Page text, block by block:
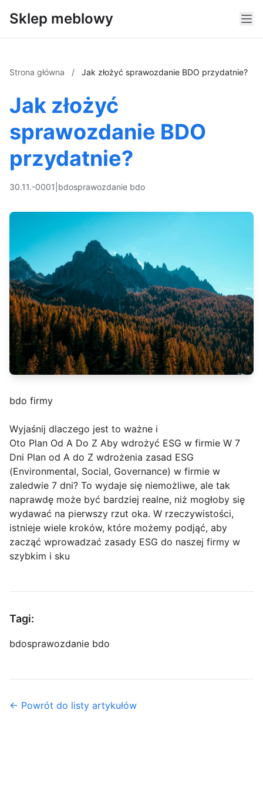
Sklep meblowy
Strona główna / Jak złożyć sprawozdanie BDO przydatnie?
Jak złożyć
sprawozdanie BDO
przydatnie?
30.11.-0001 bdosprawozdanie bdo
bdo firmy
Wyjaśnij dlaczego jest to ważne i
Oto Plan Od A Do Z Aby wdrożyć ESG w firmie W 7
Dni Plan od A do Z wdrożenia zasad ESG
(Environmental, Social, Governance) w firmie w
zaledwie 7 dni? To wydaje się niemożliwe, ale tak
naprawdę może być bardziej realne, niż mogłoby się
wydawać na pierwszy rzut oka. W rzeczywistości,
istnieje wiele kroków, które możemy podjąć, aby
zacząć wprowadzać zasady ESG do naszej firmy w
szybkim i sku
Tagi:
bdosprawozdanie bdo
← Powrót do listy artykułów